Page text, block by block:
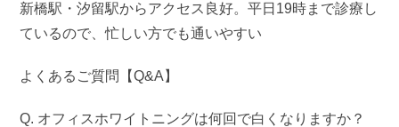
新橋駅・汐留駅からアクセス良好。平日19時まで診療し
ているので、忙しい方でも通いやすい
よくあるご質問【Q&A】
Q. オフィスホワイトニングは何回で白くなりますか？